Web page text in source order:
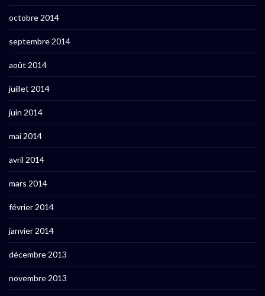
octobre 2014
septembre 2014
août 2014
juillet 2014
juin 2014
mai 2014
avril 2014
mars 2014
février 2014
janvier 2014
décembre 2013
novembre 2013